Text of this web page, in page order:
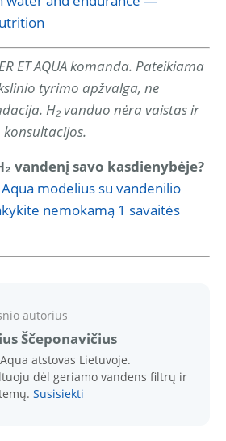
ET AQUA komanda. Pateikiama
tyrimo apžvalga, ne
H₂ vanduo nėra vaistas ir
vandenį savo kasdienybėje?
modelius su vandenilio
nemokamą 1 savaitės
autorius
Ščeponavičius
atstovas Lietuvoje.
dėl geriamo vandens filtrų ir
Susisiekti